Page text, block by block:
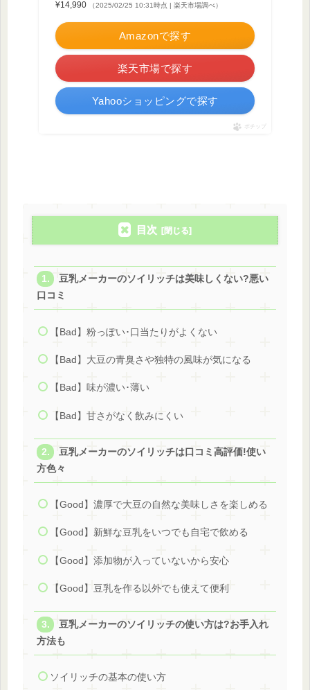
¥14,990
（2025/02/25 10:31時点 | 楽天市場調べ）
Amazonで探す
楽天市場で探す
Yahooショッピングで探す
ポチップ
目次
豆乳メーカーのソイリッチは美味しくない?悪い
口コミ
【Bad】粉っぽい･口当たりがよくない
【Bad】大豆の青臭さや独特の風味が気になる
【Bad】味が濃い･薄い
【Bad】甘さがなく飲みにくい
豆乳メーカーのソイリッチは口コミ高評価!使い
方色々
【Good】濃厚で大豆の自然な美味しさを楽しめる
【Good】新鮮な豆乳をいつでも自宅で飲める
【Good】添加物が入っていないから安心
【Good】豆乳を作る以外でも使えて便利
豆乳メーカーのソイリッチの使い方は?お手入れ
方法も
ソイリッチの基本の使い方